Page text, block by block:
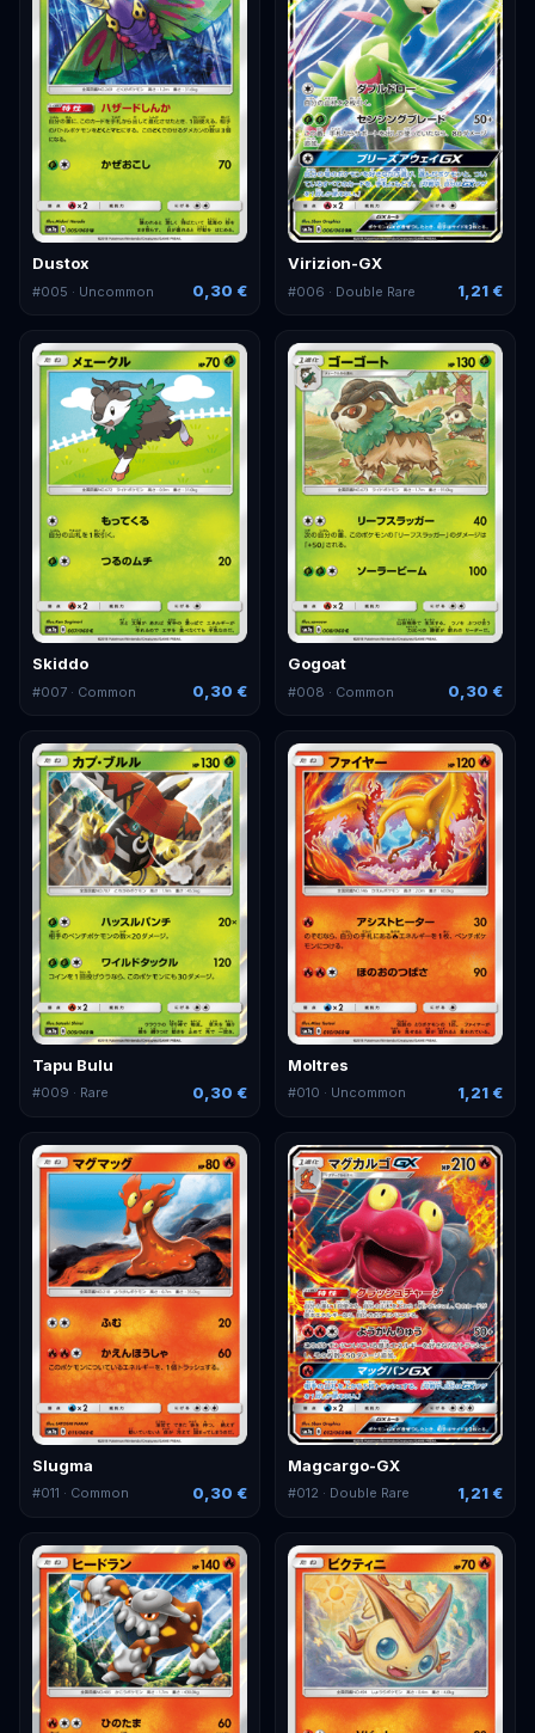
Dustox
#005 · Uncommon 0,30 €
Virizion-GX
#006 · Double Rare 1,21 €
Skiddo
#007 · Common 0,30 €
Gogoat
#008 · Common 0,30 €
Tapu Bulu
#009 · Rare 0,30 €
Moltres
#010 · Uncommon 1,21 €
Slugma
#011 · Common 0,30 €
Magcargo-GX
#012 · Double Rare 1,21 €